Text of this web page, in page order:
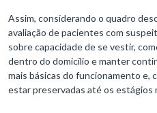
Assim, considerando o quadro
avaliação de pacientes com
sobre capacidade de se vestir,
dentro do domicílio e manter
mais básicas do funcionamento e,
estar preservadas até os estágios